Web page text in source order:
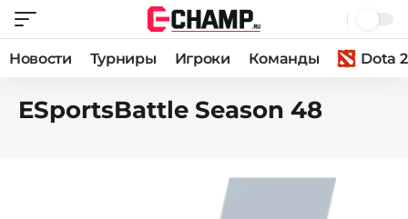
Новости Турниры Игроки Команды Dota 2
ESportsBattle Season 48